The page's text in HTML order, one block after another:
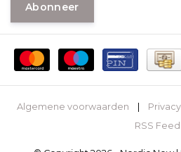
Abonneer
Algemene voorwaarden
RSS Feed